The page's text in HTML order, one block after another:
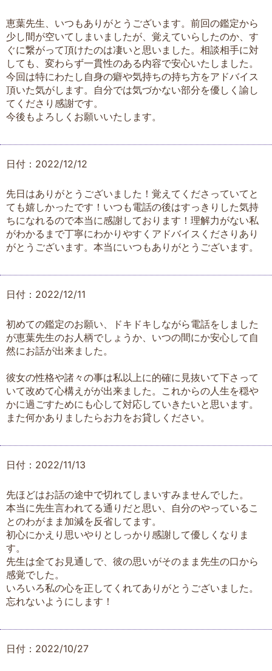
恵葉先生、いつもありがとうございます。前回の鑑定から
少し間が空いてしまいましたが、覚えていらしたのか、す
ぐに繋がって頂けたのは凄いと思いました。相談相手に対
しても、変わらず一貫性のある内容で安心いたしました。
今回は特にわたし自身の癖や気持ちの持ち方をアドバイス
頂いた気がします。自分では気づかない部分を優しく諭し
てくださり感謝です。
今後もよろしくお願いいたします。
日付：2022/12/12
先日はありがとうございました！覚えてくださっていてと
ても嬉しかったです！いつも電話の後はすっきりした気持
ちになれるので本当に感謝しております！理解力がない私
がわかるまで丁寧にわかりやすくアドバイスくださりあり
がとうございます。本当にいつもありがとうございます。
日付：2022/12/11
初めての鑑定のお願い、ドキドキしながら電話をしました
が恵葉先生のお人柄でしょうか、いつの間にか安心して自
然にお話が出来ました。
彼女の性格や諸々の事は私以上に的確に見抜いて下さって
いて改めて心構えがが出来ました。これからの人生を穏や
かに過ごすためにも心して対応していきたいと思います。
また何かありましたらお力をお貸しください。
日付：2022/11/13
先ほどはお話の途中で切れてしまいすみませんでした。
本当に先生言われてる通りだと思い、自分のやっているこ
とのわがまま加減を反省してます。
初心にかえり思いやりとしっかり感謝して優しくなりま
す。
先生は全てお見通しで、彼の思いがそのまま先生の口から
感覚でした。
いろいろ私の心を正してくれてありがとうございました。
忘れないようにします！
日付：2022/10/27